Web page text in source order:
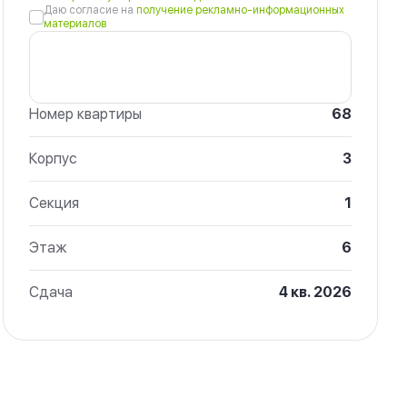
Даю согласие на получение рекламно-информационных
материалов
Номер квартиры 68
Корпус 3
Секция 1
Этаж 6
Сдача 4 кв. 2026